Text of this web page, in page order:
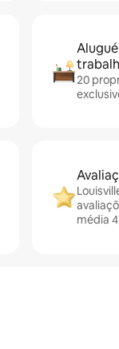
20
média